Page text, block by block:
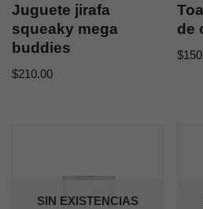
Juguete jirafa
squeaky mega
buddies
$210.00
de
$
SIN EXISTENCIAS